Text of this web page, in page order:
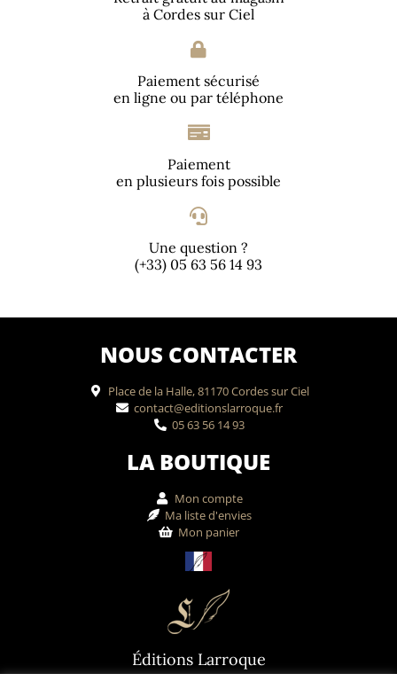
à Cordes sur Ciel
Paiement sécurisé
en ligne ou par téléphone
Paiement
en plusieurs fois possible
Une question ?
(+33) 05 63 56 14 93
NOUS CONTACTER
Place de la Halle, 81170 Cordes sur Ciel
contact@editionslarroque.fr
05 63 56 14 93
LA BOUTIQUE
Mon compte
Ma liste d'envies
Mon panier
Éditions Larroque